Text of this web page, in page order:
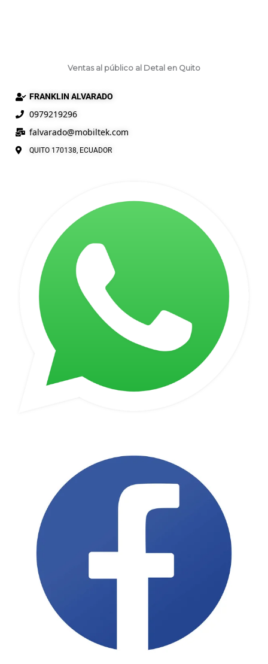
Ventas al público al Detal en Quito
FRANKLIN ALVARADO
0979219296
falvarado@mobiltek.com
QUITO 170138, ECUADOR